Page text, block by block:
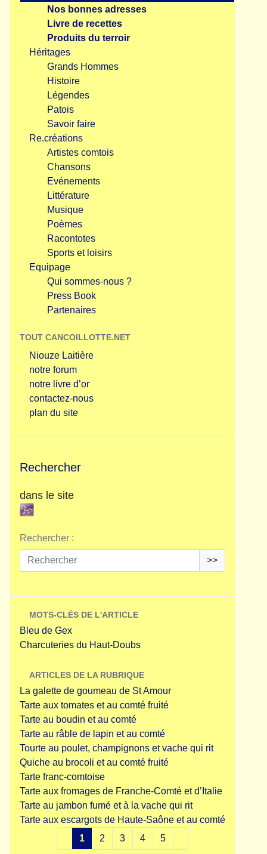
Nos bonnes adresses
Livre de recettes
Produits du terroir
Héritages
Grands Hommes
Histoire
Légendes
Patois
Savoir faire
Re.créations
Artistes comtois
Chansons
Evénements
Littérature
Musique
Poèmes
Racontotes
Sports et loisirs
Equipage
Qui sommes-nous ?
Press Book
Partenaires
TOUT CANCOILLOTTE.NET
Niouze Laitière
notre forum
notre livre d’or
contactez-nous
plan du site
Rechercher
dans le site
Rechercher :
>>
MOTS-CLÉS DE L'ARTICLE
Bleu de Gex
Charcuteries du Haut-Doubs
ARTICLES DE LA RUBRIQUE
La galette de goumeau de St Amour
Tarte aux tomates et au comté fruité
Tarte au boudin et au comté
Tarte au râble de lapin et au comté
Tourte au poulet, champignons et vache qui rit
Quiche au brocoli et au comté fruité
Tarte franc-comtoise
Tarte aux fromages de Franche-Comté et d’Italie
Tarte au jambon fumé et à la vache qui rit
Tarte aux escargots de Haute-Saône et au comté
1
2 3 4 5